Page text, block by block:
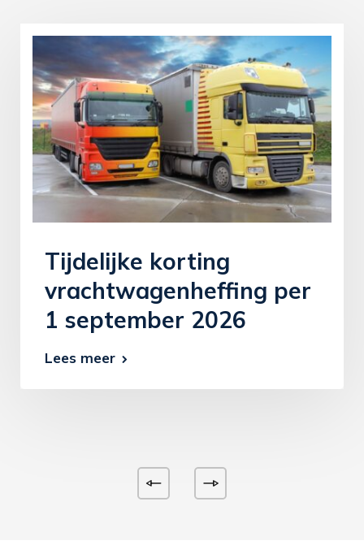
Tijdelijke korting
vrachtwagenheffing per
1 september 2026
Lees meer